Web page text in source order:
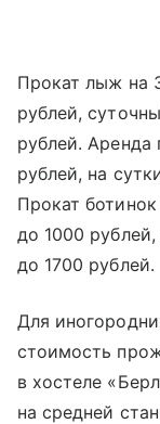
Прокат лыж на
рублей,
рублей.
рублей, на
Прокат
до 1000
до 1700 рублей.
Для
стоимость
в хостеле
на средней